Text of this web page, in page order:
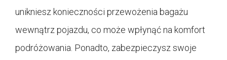
unikniesz konieczności przewożenia bagażu
wewnątrz pojazdu, co może wpłynąć na komfort
podróżowania. Ponadto, zabezpieczysz swoje